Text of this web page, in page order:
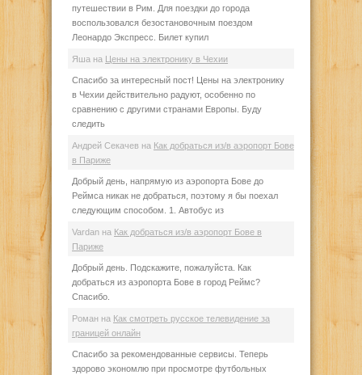
путешествии в Рим. Для поездки до города
воспользовался безостановочным поездом
Леонардо Экспресс. Билет купил
Яша на Цены на электронику в Чехии
Спасибо за интересный пост! Цены на электронику
в Чехии действительно радуют, особенно по
сравнению с другими странами Европы. Буду
следить
Андрей Секачев на Как добраться из/в аэропорт Бове
в Париже
Добрый день, напрямую из аэропорта Бове до
Реймса никак не добраться, поэтому я бы поехал
следующим способом. 1. Автобус из
Vardan на Как добраться из/в аэропорт Бове в
Париже
Добрый день. Подскажите, пожалуйста. Как
добраться из аэропорта Бове в город Реймс?
Спасибо.
Роман на Как смотреть русское телевидение за
границей онлайн
Спасибо за рекомендованные сервисы. Теперь
здорово экономлю при просмотре футбольных